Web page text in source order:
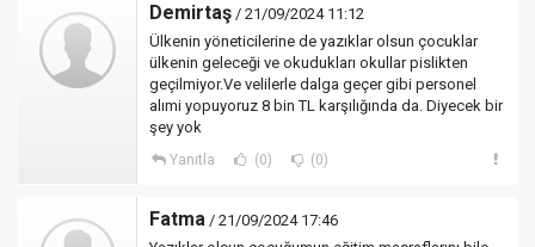
Demirtaş / 21/09/2024 11:12
Ülkenin yöneticilerine de yazıklar olsun çocuklar
ülkenin geleceği ve okudukları okullar pislikten
geçilmiyor.Ve velilerle dalga geçer gibi personel
alımi yopuyoruz 8 bin TL karşılığında da. Diyecek bir
şey yok
Yanıtla (0) (0)
Fatma / 21/09/2024 17:46